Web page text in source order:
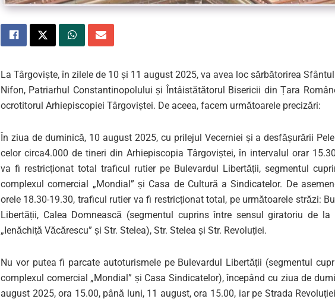
La Târgoviște, în zilele de 10 și 11 august 2025,va avea loc sărbătorirea Sfântul
Nifon, Patriarhul Constantinopoluluiși Întâistătătorul Bisericii din Țara
ocrotitorul Arhiepiscopiei Târgoviștei. De aceea, facem următoarele precizări:
În ziua de duminică,10 august 2025, cu prilejul Vecerniei și a desfășurării
celorcirca4.000 de tineri din Arhiepiscopia Târgoviștei,în intervalul orar 1 5.30
va fi restricționat total traficul rutier pe Bulevardul Libertății, segmentul
complexul comercial „Mondial” și Casa de Cultură a Sindicatelor. De
orele 18.30-19.30, traficul rutier va fi restricționat total, pe următoarele străzi:
Libertății, Calea Domnească (segmentul cuprins între sensul giratoriu de la
„Ienăchiță Văcărescu” și Str. Stelea), Str. Stelea și Str. Revoluției.
Nu vor putea fi parcate autoturismele pe Bulevardul Libertății (segmentul
complexul comercial „Mondial” și Casa Sindicatelor), începând cu ziua de
august 2025,ora 15.00,până luni, 11 august, ora 15.00, iar pe Strada Revoluției